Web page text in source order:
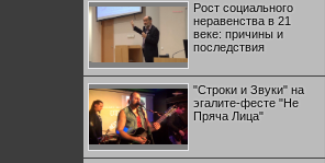
Рост социального
неравенства в 21
веке: причины и
последствия
"Строки и Звуки" на
эгалите-фесте "Не
Пряча Лица"